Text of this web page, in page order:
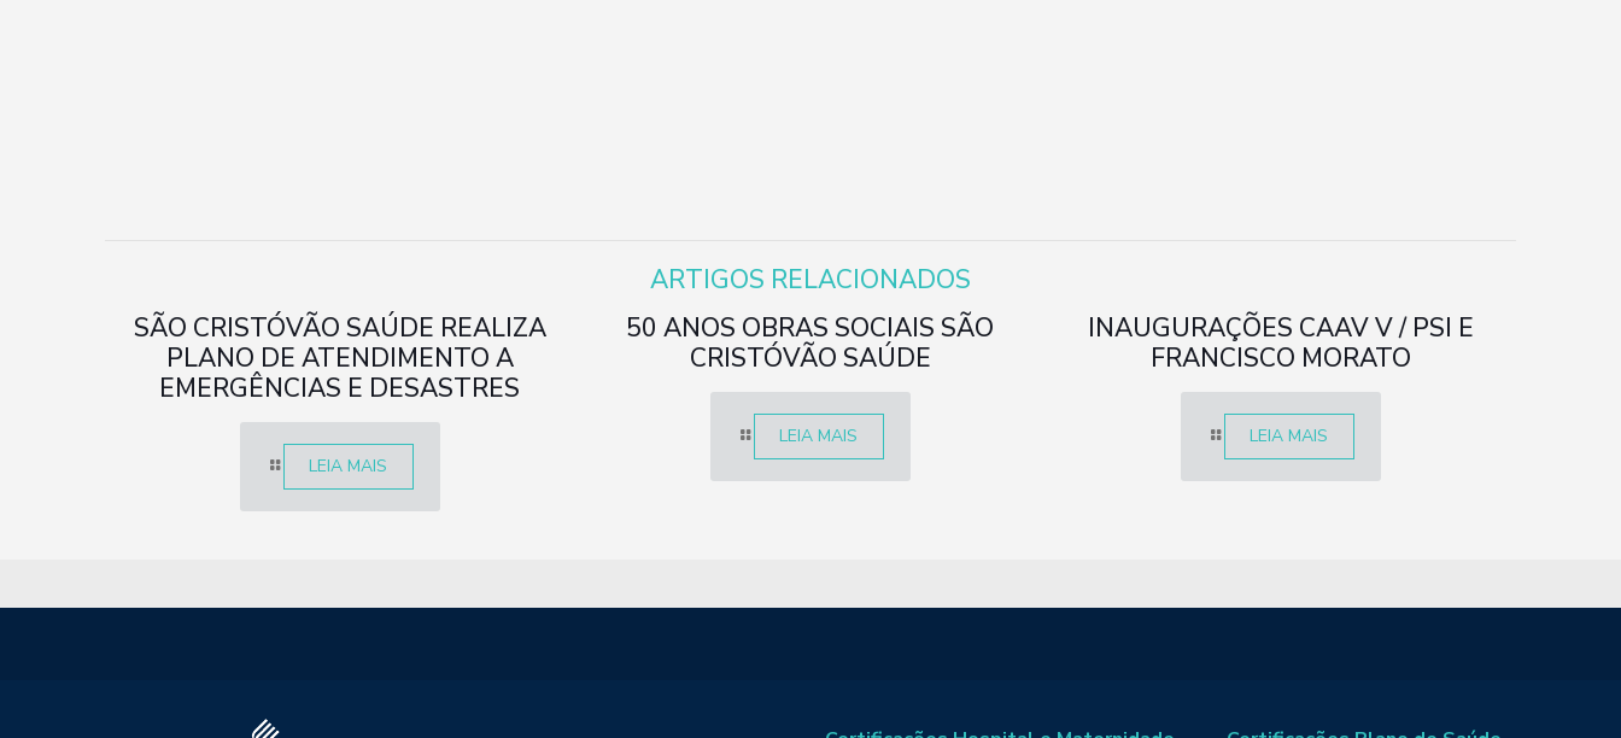
ARTIGOS RELACIONADOS
SÃO CRISTÓVÃO SAÚDE REALIZA
PLANO DE ATENDIMENTO A
EMERGÊNCIAS E DESASTRES
LEIA MAIS
50 ANOS OBRAS SOCIAIS SÃO
CRISTÓVÃO SAÚDE
LEIA MAIS
INAUGURAÇÕES CAAV V / PSI E
FRANCISCO MORATO
LEIA MAIS